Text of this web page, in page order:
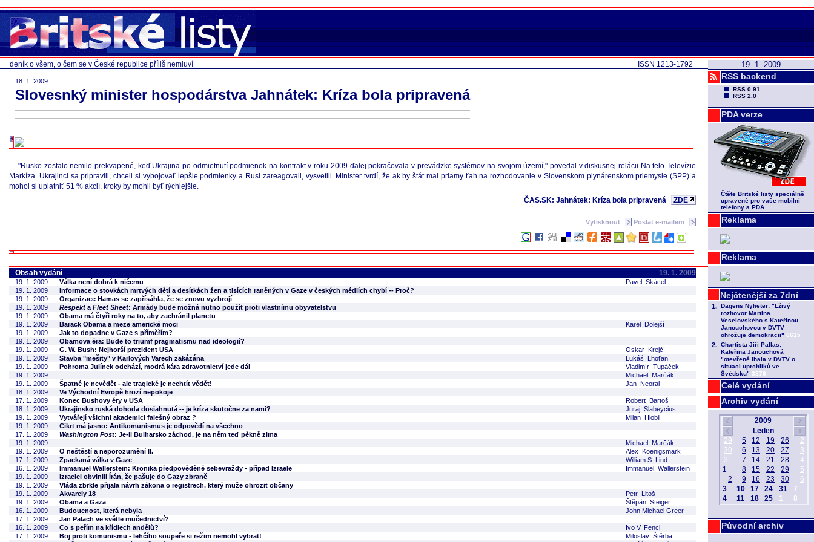
19. 1. 2009
RSS backend
RSS 0.91
RSS 2.0
PDA verze
Čtěte Britské listy speciálně
upravené pro vaše mobilní
telefony a PDA
Reklama
Reklama
Celé vydání
Archiv vydání
Původní archiv
ISSN 1213-1792
deník o všem, o čem se v České republice příliš nemluví
18. 1. 2009
Slovesnký minister hospodárstva Jahnátek: Kríza bola pripravená
"Rusko zostalo nemilo prekvapené, keď Ukrajina po odmietnutí podmienok na kontrakt v roku 2009 ďalej pokračovala v prevádzke systémov na svojom území," povedal v diskusnej relácii Na telo Televízie
Markíza. Ukrajinci sa pripravili, chceli si vybojovať lepšie podmienky a Rusi zareagovali, vysvetlil. Minister tvrdí, že ak by štát mal priamy ťah na rozhodovanie v Slovenskom plynárenskom priemysle (SPP) a
mohol si uplatniť 51 % akcií, kroky by mohli byť rýchlejšie.
ČAS.SK: Jahnátek: Kríza bola pripravená
ZDE
Vytisknout Poslat e-mailem
Obsah vydání 19. 1. 2009
19. 1. 2009 Válka není dobrá k ničemu
Pavel Skácel
19. 1. 2009
Informace o stovkách mrtvých dětí a desítkách žen a tisících raněných v Gaze v českých médiích chybí -- Proč?
19. 1. 2009
Organizace Hamas se zapřísáhla, že se znovu vyzbrojí
19. 1. 2009
Respekt a Fleet Sheet: Armády bude možná nutno použít proti vlastnímu obyvatelstvu
19. 1. 2009
Obama má čtyři roky na to, aby zachránil planetu
19. 1. 2009
Barack Obama a meze americké moci
Karel Dolejší
19. 1. 2009
Jak to dopadne v Gaze s příměřím?
19. 1. 2009
Obamova éra: Bude to triumf pragmatismu nad ideologií?
19. 1. 2009
G. W. Bush: Nejhorší prezident USA
Oskar Krejčí
19. 1. 2009
Stavba "mešity" v Karlových Varech zakázána
Lukáš Lhoťan
19. 1. 2009
Pohroma Julínek odchází, modrá kára zdravotnictví jede dál
Vladimír Tupáček
19. 1. 2009
Michael Marčák
19. 1. 2009
Špatné je nevědět - ale tragické je nechtít vědět!
Jan Neoral
18. 1. 2009
Ve Východní Evropě hrozí nepokoje
17. 1. 2009
Konec Bushovy éry v USA
Robert Bartoš
18. 1. 2009
Ukrajinsko ruská dohoda dosiahnutá -- je kríza skutočne za nami?
Juraj Slabeycius
19. 1. 2009
Vytvářejí všichni akademici falešný obraz ?
Milan Hlobil
19. 1. 2009
Cikrt má jasno: Antikomunismus je odpovědí na všechno
17. 1. 2009
Washington Post: Je-li Bulharsko záchod, je na něm teď pěkně zima
19. 1. 2009
Michael Marčák
19. 1. 2009
O neštěstí a neporozumění II.
Alex Koenigsmark
17. 1. 2009
Zpackaná válka v Gaze
William S. Lind
16. 1. 2009
Immanuel Wallerstein: Kronika předpověděné sebevraždy - případ Izraele
Immanuel Wallerstein
19. 1. 2009
Izraelci obvinili Írán, že pašuje do Gazy zbraně
19. 1. 2009
Vláda zbrkle přijala návrh zákona o registrech, který může ohrozit občany
19. 1. 2009
Akvarely 18
Petr Litoš
19. 1. 2009
Obama a Gaza
Štěpán Steiger
16. 1. 2009
Budoucnost, která nebyla
John Michael Greer
17. 1. 2009
Jan Palach ve světle mučednictví?
16. 1. 2009
Co s peřím na křídlech andělů?
Ivo V. Fencl
17. 1. 2009
Boj proti komunismu - lehčího soupeře si režim nemohl vybrat!
Miloslav Štěrba